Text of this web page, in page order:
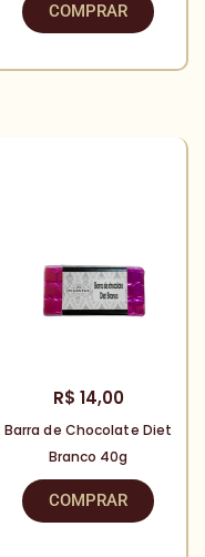
COMPRAR
R$ 14,00
Barra de Chocolate Diet
Branco 40g
COMPRAR